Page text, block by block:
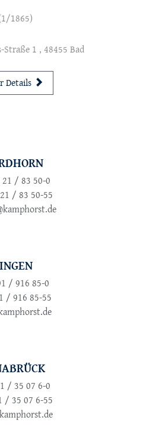
1865)
Straße 1 , 48455 Bad
Details
/ 83 50-0
/ 83 50-55
/ 916 85-0
/ 916 85-55
/ 35 07 6-0
/ 35 07 6-55